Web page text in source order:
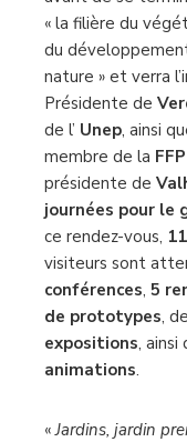
« la filière du
du
nature » et verra
Présidente de
de l’ Unep, ainsi
membre de la FFP
présidente de
journées pour le
ce rendez-vous,
visiteurs sont
conférences, 5
de prototypes,
expositions, ainsi
animations.
«Jardins, jardin